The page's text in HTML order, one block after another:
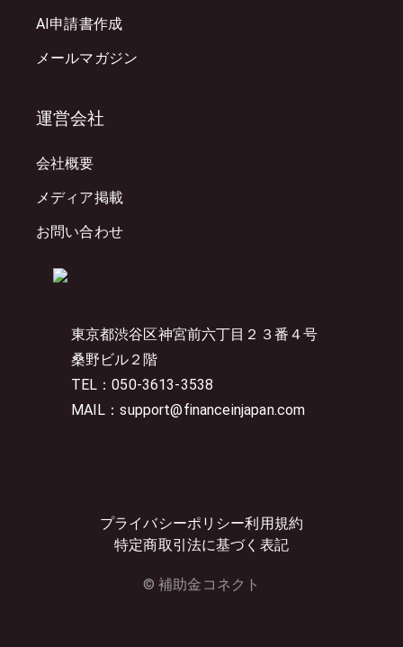
東京都渋谷区神宮前六丁目２３番４号
桑野ビル２階
TEL：050-3613-3538
MAIL：support@financeinjapan.com
プライバシーポリシー利用規約
特定商取引法に基づく表記
© 補助金コネクト
AI申請書作成
メールマガジン
運営会社
会社概要
メディア掲載
お問い合わせ